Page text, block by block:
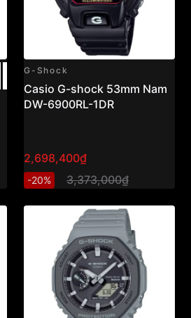
G-Shock
Casio G-shock 53mm Nam
DW-6900RL-1DR
2,698,400₫
-20% 3,373,000₫